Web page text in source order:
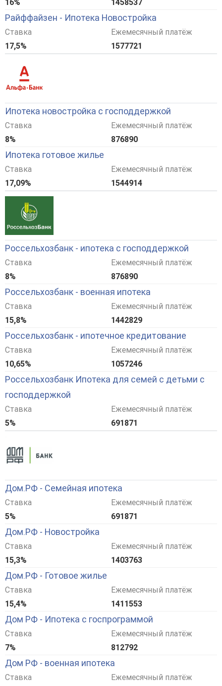
16% 1458537
Райффайзен - Ипотека Новостройка
Ставка
17,5%
Ежемесячный платёж
1577721
Ипотека новостройка с господдержкой
Ставка
8%
Ежемесячный платёж
876890
Ипотека готовое жилье
Ставка
17,09%
Ежемесячный платёж
1544914
Россельхозбанк - ипотека с господдержкой
Ставка
8%
Ежемесячный платёж
876890
Россельхозбанк - военная ипотека
Ставка
15,8%
Ежемесячный платёж
1442829
Россельхозбанк - ипотечное кредитование
Ставка
10,65%
Ежемесячный платёж
1057246
Россельхозбанк Ипотека для семей с детьми с
господдержкой
Ставка
5%
Ежемесячный платёж
691871
Дом.РФ - Семейная ипотека
Ставка
5%
Ежемесячный платёж
691871
Дом.РФ - Новостройка
Ставка
15,3%
Ежемесячный платёж
1403763
Дом.РФ - Готовое жилье
Ставка
15,4%
Ежемесячный платёж
1411553
Дом РФ - Ипотека с госпрограммой
Ставка
7%
Ежемесячный платёж
812792
Дом РФ - военная ипотека
Ставка
Ежемесячный платёж